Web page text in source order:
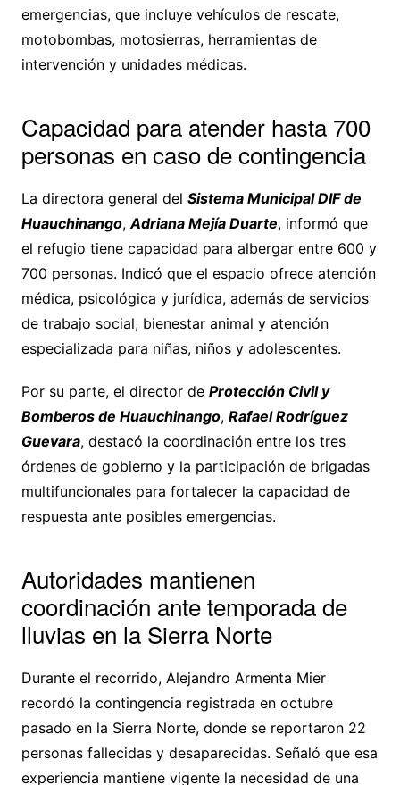
emergencias, que incluye vehículos de rescate,
motobombas, motosierras, herramientas de
intervención y unidades médicas.
Capacidad para atender hasta 700
personas en caso de contingencia
La directora general del Sistema Municipal DIF de
Huauchinango,Adriana Mejía Duarte, informó que
el refugio tiene capacidad para albergar entre 600 y
700 personas. Indicó que el espacio ofrece atención
médica, psicológica y jurídica, además de servicios
de trabajo social, bienestar animal y atención
especializada para niñas, niños y adolescentes.
Por su parte, el director de Protección Civil y
Bomberos de Huauchinango, Rafael Rodríguez
Guevara, destacó la coordinación entre los tres
órdenes de gobierno y la participación de brigadas
multifuncionales para fortalecer la capacidad de
respuesta ante posibles emergencias.
Autoridades mantienen
coordinación ante temporada de
lluvias en la Sierra Norte
Durante el recorrido, Alejandro Armenta Mier
recordó la contingencia registrada en octubre
pasado en la Sierra Norte, donde se reportaron 22
personas fallecidas y desaparecidas. Señaló que esa
experiencia mantiene vigente la necesidad de una